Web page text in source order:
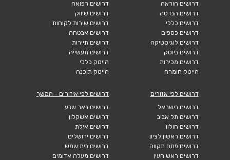
דרושים הוראה
דרושים הנדסה
דרושים כללי
דרושים כספים
דרושים לוגיסטיקה
דרושים ביוטק
דרושים מכירות
הייטק חומרה
דרושים רפואה
דרושים שיווק
דרושים שירות לקוחות
דרושים אבטחה
דרושים תיירות
דרושים תעשייה
הייטק כללי
הייטק תוכנה
דרושים לפי אזורים
דרושים בישראל
דרושים תל אביב
דרושים חולון
דרושים ראשון לציון
דרושים פתח תקווה
דרושים ראש העין
דרושים לפי איזורים - המשך
דרושים באר שבע
דרושים אשקלון
דרושים אילת
דרושים ירושלים
דרושים בית שמש
דרושים מעלה אדומים